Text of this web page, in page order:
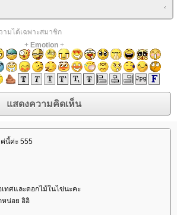
ามได้เฉพาะสมาชิก
+ Emotion+
นี้ค่ะ 555
ทศและดอกไม้ในไข่นะคะ
หน่อย อิอิ